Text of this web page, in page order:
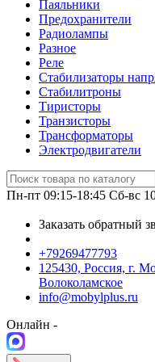
Паяльники
Предохранители
Радиолампы
Разное
Реле
Стабилизаторы
Стабилитроны
Тиристоры
Транзисторы
Трансформаторы
Электродвигатели
Пн-пт 09:15-18:45 Сб-вс
Заказать обратный
+79269477793
125430, Россия, г.
Волоколамское
info@mobylplus.ru
Онлайн -